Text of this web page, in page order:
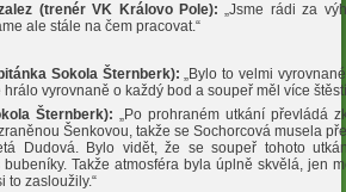
(trenér VK Královo Pole): „Jsme rádi za
ale stále na čem pracovat.“
Sokola Šternberk): „Bylo to velmi
vyrovnaně o každý bod a soupeř měl více
Šternberk): „Po prohraném utkání převládá
Šenkovou, takže se Sochorcová musela
Dudová. Bylo vidět, že se soupeř tohoto
Takže atmosféra byla úplně skvělá, jen
to zasloužily.“